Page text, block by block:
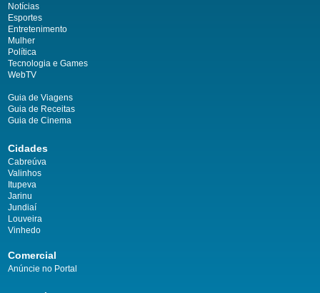
Notícias
Esportes
Entretenimento
Mulher
Política
Tecnologia e Games
WebTV
Guia de Viagens
Guia de Receitas
Guia de Cinema
Cidades
Cabreúva
Valinhos
Itupeva
Jarinu
Jundiaí
Louveira
Vinhedo
Comercial
Anúncie no Portal